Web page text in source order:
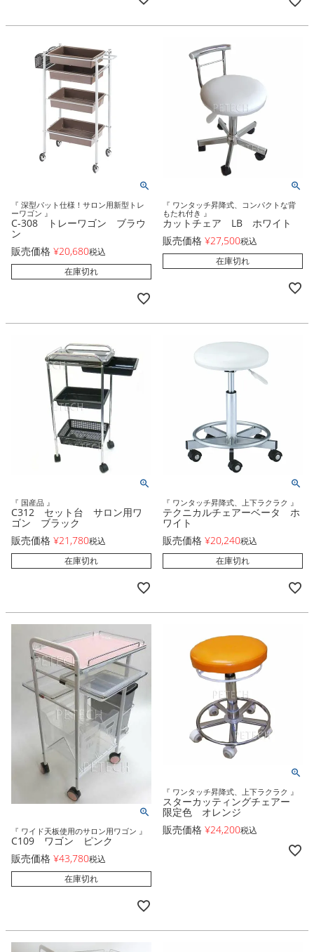
『 深型パット仕様！サロン用新型トレ
ーワゴン 』
C-308 トレーワゴン ブラウ
ン
販売価格 ¥20,680税込
在庫切れ
『 ワンタッチ昇降式、コンパクトな背
もたれ付き 』
カットチェア LB ホワイト
販売価格 ¥27,500税込
在庫切れ
『 国産品 』
C312 セット台 サロン用ワ
ゴン ブラック
販売価格 ¥21,780税込
在庫切れ
『 ワンタッチ昇降式、上下ラクラク 』
テクニカルチェアーベータ ホ
ワイト
販売価格 ¥20,240税込
在庫切れ
『 ワイド天板使用のサロン用ワゴン 』
C109 ワゴン ピンク
販売価格 ¥43,780税込
在庫切れ
『 ワンタッチ昇降式、上下ラクラク 』
スターカッティングチェアー
限定色 オレンジ
販売価格 ¥24,200税込